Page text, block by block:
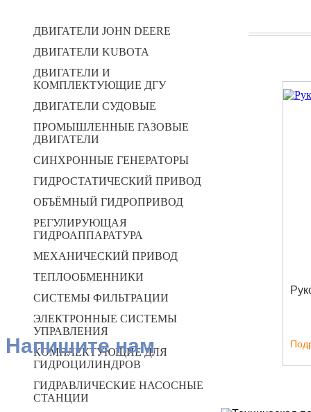
ДВИГАТЕЛИ JOHN DEERE
ДВИГАТЕЛИ KUBOTA
ДВИГАТЕЛИ И
КОМПЛЕКТУЮЩИЕ ДГУ
ДВИГАТЕЛИ СУДОВЫЕ
ПРОМЫШЛЕННЫЕ ГАЗОВЫЕ
ДВИГАТЕЛИ
СИНХРОННЫЕ ГЕНЕРАТОРЫ
ГИДРОСТАТИЧЕСКИЙ ПРИВОД
ОБЪЁМНЫЙ ГИДРОПРИВОД
РЕГУЛИРУЮЩАЯ
ГИДРОАППАРАТУРА
МЕХАНИЧЕСКИЙ ПРИВОД
ТЕПЛООБМЕННИКИ
СИСТЕМЫ ФИЛЬТРАЦИИ
ЭЛЕКТРОННЫЕ СИСТЕМЫ
УПРАВЛЕНИЯ
КОМПЛЕКТУЮЩИЕ ДЛЯ
ГИДРОЦИЛИНДРОВ
ГИДРАВЛИЧЕСКИЕ НАСОСНЫЕ
СТАНЦИИ
Напишите нам